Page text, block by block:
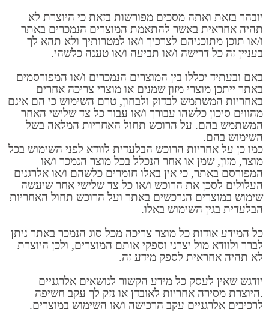
יובהר בזאת ואתה מסכים מפורשות בזאת כי היוצרת לא
תהיה אחראית באשר להתאמת המוצרים הנמכרים באתר
ו/או תוכן מתוכניהם לצרכיך ו/או למטרותיך ולא תהא לך
בעניין זה כל דרישה ו/או תביעה ו/או טענה כלשהי.
באם ובעתיד יכללו בין המוצרים הנמכרים ו/או המפורסמים
באתר ייתכן מוצרי מזון שמנים או מוצרי צריכה אחרים
באחריות המשתמש לבדוק ולבחון, טרם השימוש כי הם אינם
מהווים סיכון כלשהו עבורך ו/או עבור כל צד שלישי האחר
המשתמש בהם. על הרוכש תחול האחריות המלאה בשל
השימוש בהם.
כמו כן על אחריות הרוכש הבלעדית לוודא לפני השימוש בכל
מוצר, מזון, שמן או אחר הנכלל בכל מוצר הנמכר ו/או
המפורסם באתר, כי אין באלו חומרים כלשהם ו/או אלרגנים
העלולים לסכן את הרוכש ו/או כל צד שלישי אחר שיעשה
שימוש במוצרים הנרכשים באתר ועל הרוכש תחול האחריות
הבלעדית בגין השימוש באלו.
כל המידע אודות כל מוצר צריכה מכל סוג הנמכר באתר ניתן
לברר ולוודא מול יצרני וספקי אותם המוצרים, ולכן היוצרת
לא תהיה אחראית לספק מידע זה.
יודגש שאין לעסק כל מידע הקשור לנושאים אלרגניים
.היוצרת מסירה אחריות לאובדן או נזק לך עקב חשיפה
לרכיבים אלרגניים עקב הרכישה ו/או השימוש במוצרים.